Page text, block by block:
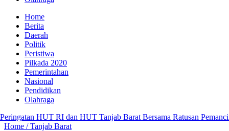
Home
Berita
Daerah
Politik
Peristiwa
Pilkada 2020
Pemerintahan
Nasional
Pendidikan
Olahraga
HUT RI dan HUT Tanjab Barat Bersama Ratusan Pemancing
Home /Tanjab Barat